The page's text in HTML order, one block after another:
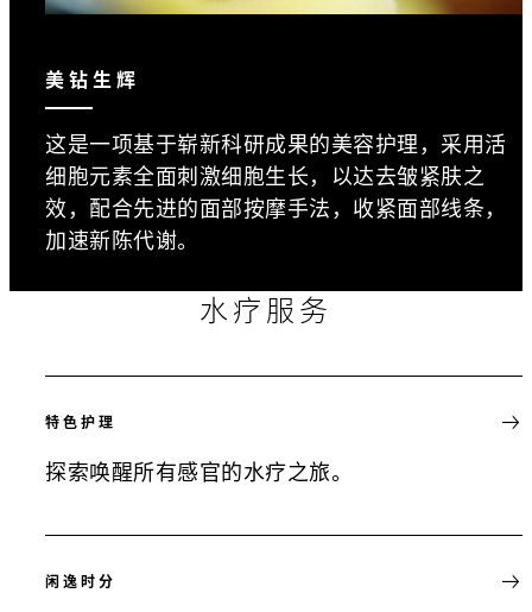
美钻生辉
这是一项基于崭新科研成果的美容护理，采用活
细胞元素全面刺激细胞生长，以达去皱紧肤之
效，配合先进的面部按摩手法，收紧面部线条，
加速新陈代谢。
水疗服务
特色护理
探索唤醒所有感官的水疗之旅。
闲逸时分